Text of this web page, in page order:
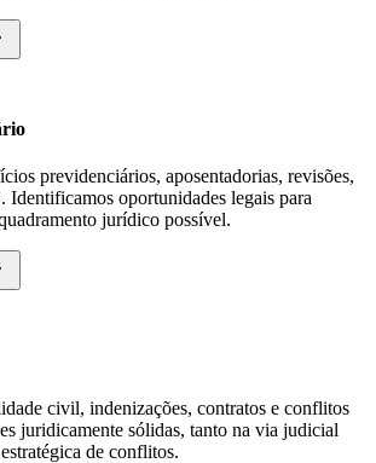
previdenciários, aposentadorias, revisões,
oportunidades legais para
jurídico possível.
civil, indenizações, contratos e conflitos
juridicamente sólidas, tanto na via judicial
de conflitos.